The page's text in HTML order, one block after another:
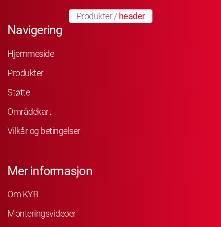
Produkter/ header
Navigering
Hjemmeside
Produkter
Støtte
Områdekart
Vilkår og betingelser
Mer informasjon
Om KYB
Monteringsvideoer